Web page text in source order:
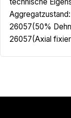
26057(50%
26057(Axial